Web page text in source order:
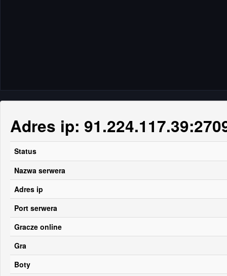
Adres ip:
Status
Nazwa serwera
Adres ip
Port serwera
Gracze online
Gra
Boty